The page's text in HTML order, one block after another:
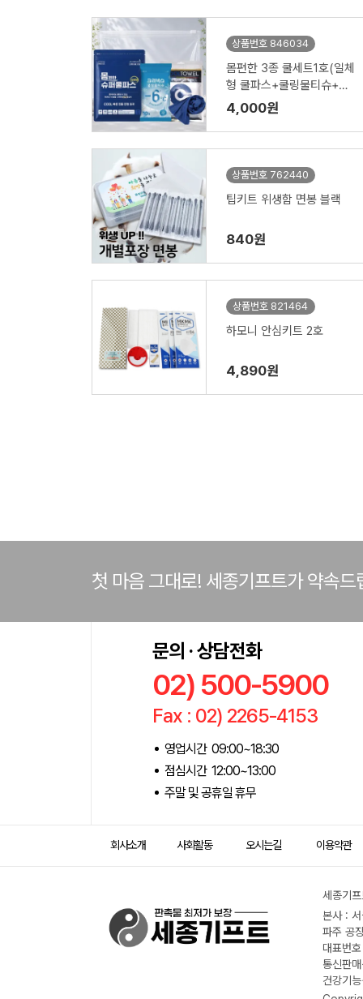
상품번호 846034
몸편한 3종 쿨세트1호(일체
형 쿨파스+쿨링물티슈+쿨
아이스수건타올)
4,000원
상품번호 762440
팁키트 위생함 면봉 블랙
840원
상품번호 821464
하모니 안심키트 2호
4,890원
첫 마음 그대로! 세종기프트가 약속드
문의 · 상담전화
02) 500-5900
Fax : 02) 2265-4153
영업시간 09:00~18:30
점심시간 12:00~13:00
주말 및 공휴일 휴무
회사소개 사회활동 오시는길 이용약관
세종기
본사 :
파주 공
대표번
통신판
건강기